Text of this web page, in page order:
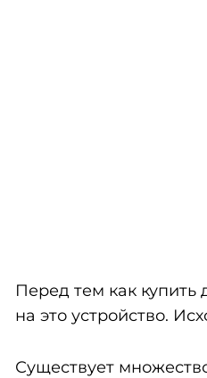
Перед тем как купить
на это устройство.
Существует